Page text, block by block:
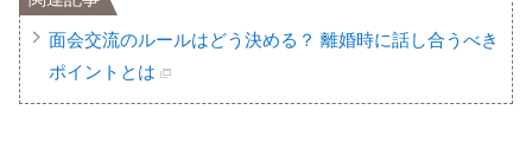
面会交流のルールはどう決める？ 離婚時に話し合うべき
ポイントとは